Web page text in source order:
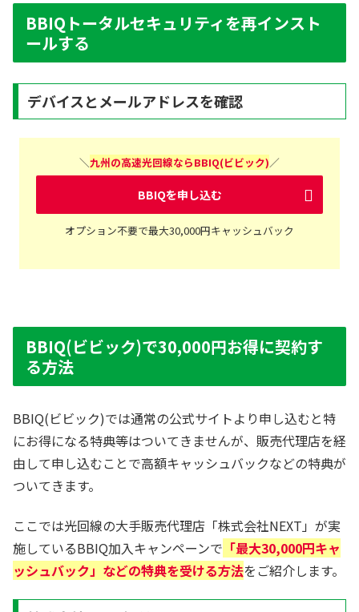
BBIQトータルセキュリティを再インスト
ールする
デバイスとメールアドレスを確認
＼九州の高速光回線ならBBIQ(ビビック)／
BBIQを申し込む
オプション不要で最大30,000円キャッシュバック
BBIQ(ビビック)で30,000円お得に契約す
る方法
BBIQ(ビビック)では通常の公式サイトより申し込むと特
にお得になる特典等はついてきませんが、販売代理店を経
由して申し込むことで高額キャッシュバックなどの特典が
ついてきます。
ここでは光回線の大手販売代理店「株式会社NEXT」が実
施しているBBIQ加入キャンペーンで 「最大30,000円キャ
ッシュバック」などの特典を受ける方法をご紹介します。